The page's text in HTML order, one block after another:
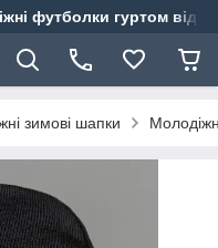
футболки гуртом від
зимові шапки